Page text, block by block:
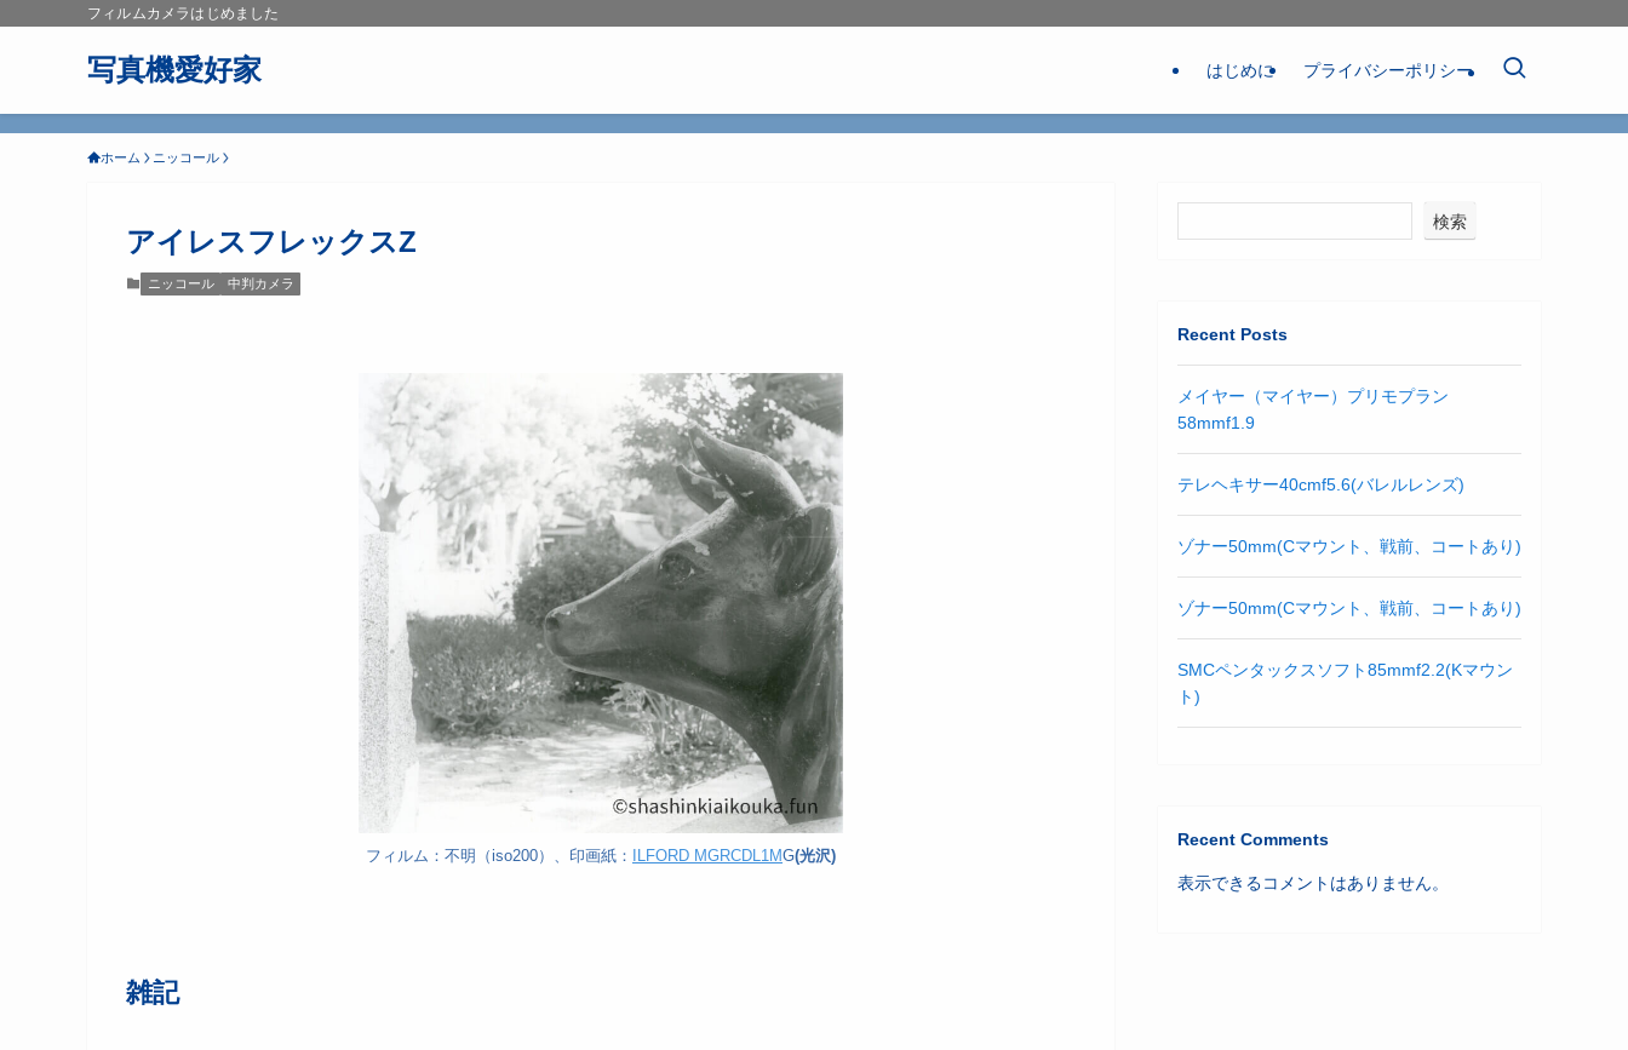
フィルムカメラはじめました
写真機愛好家 はじめに プライバシーポリシー
ホーム ニッコール
アイレスフレックスZ
ニッコール 中判カメラ
フィルム：不明（iso200）、印画紙： ILFORD MGRCDL1MG(光沢)
雑記
検索
Recent Posts
メイヤー（マイヤー）プリモプラン
58mmf1.9
テレヘキサー40cmf5.6(バレルレンズ)
ゾナー50mm(Cマウント、戦前、コートあり)
ゾナー50mm(Cマウント、戦前、コートあり)
SMCペンタックスソフト85mmf2.2(Kマウン
ト)
Recent Comments
表示できるコメントはありません。